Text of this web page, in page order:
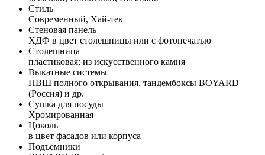
Стиль
Современный, Хай-тек
Стеновая панель
ХДФ в цвет столешницы или с фотопечатью
Столешница
пластиковая; из искусственного камня
Выкатные системы
ПВШ полного открывания, тандембоксы BOYARD
(Россия) и др.
Сушка для посуды
Хромированная
Цоколь
в цвет фасадов или корпуса
Подъемники